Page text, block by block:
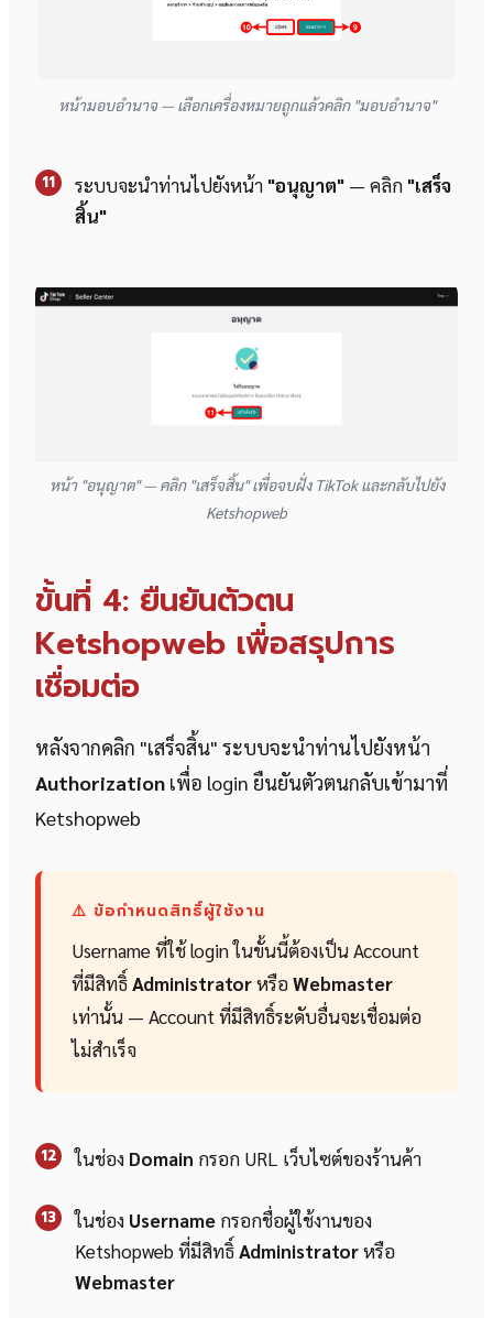
หน้ามอบอำนาจ — เลือกเครื่องหมายถูกแล้วคลิก "มอบอำนาจ"
11 ระบบจะนำท่านไปยังหน้า "อนุญาต" — คลิก "เสร็จ
สิ้น"
หน้า "อนุญาต" — คลิก "เสร็จสิ้น" เพื่อจบฝั่ง TikTok และกลับไปยัง
Ketshopweb
ขั้นที่ 4: ยืนยันตัวตน
Ketshopweb เพื่อสรุปการ
เชื่อมต่อ
หลังจากคลิก "เสร็จสิ้น" ระบบจะนำท่านไปยังหน้า
Authorization เพื่อ login ยืนยันตัวตนกลับเข้ามาที่
Ketshopweb
⚠️ ข้อกำหนดสิทธิ์ผู้ใช้งาน
Username ที่ใช้ login ในขั้นนี้ต้องเป็น Account
ที่มีสิทธิ์AdministratorหรือWebmaster
เท่านั้น — Account ที่มีสิทธิ์ระดับอื่นจะเชื่อมต่อ
ไม่สำเร็จ
12 ในช่อง Domain กรอก URL เว็บไซต์ของร้านค้า
13 ในช่อง Username กรอกชื่อผู้ใช้งานของ
Ketshopweb ที่มีสิทธิ์Administratorหรือ
Webmaster